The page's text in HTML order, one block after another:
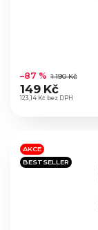
hodnocení
produktu
je
hvězdiček.
123,14 Kč bez DPH
–87 % 1 190 Kč
149 Kč
AKCE
BESTSELLER